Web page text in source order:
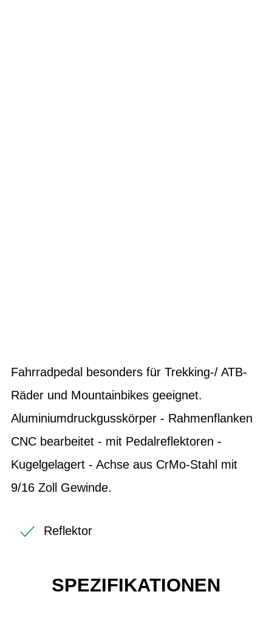
Fahrradpedal besonders für Trekking-/ ATB-
Räder und Mountainbikes geeignet.
Aluminiumdruckgusskörper - Rahmenflanken
CNC bearbeitet - mit Pedalreflektoren -
Kugelgelagert - Achse aus CrMo-Stahl mit
9/16 Zoll Gewinde.
Reflektor
SPEZIFIKATIONEN